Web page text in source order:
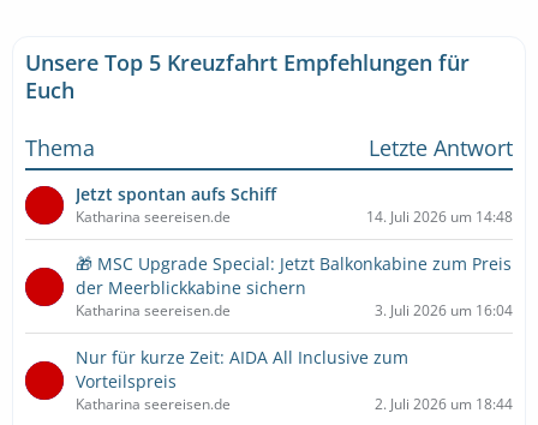
Unsere Top 5 Kreuzfahrt Empfehlungen für
Euch
Thema
Letzte Antwort
Jetzt spontan aufs Schiff
Katharina seereisen.de 14. Juli 2026 um 14:48
🎁 MSC Upgrade Special: Jetzt Balkonkabine zum Preis
der Meerblickkabine sichern
Katharina seereisen.de 3. Juli 2026 um 16:04
Nur für kurze Zeit: AIDA All Inclusive zum
Vorteilspreis
Katharina seereisen.de 2. Juli 2026 um 18:44